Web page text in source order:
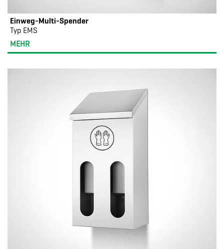
Einweg-Multi-Spender
Typ EMS
MEHR